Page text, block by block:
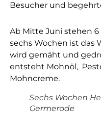
Besucher und
Ab Mitte Juni stehen
sechs Wochen ist das
wird gemäht und
entsteht Mohnöl,
Mohncreme.
Sechs Wochen
Germerode